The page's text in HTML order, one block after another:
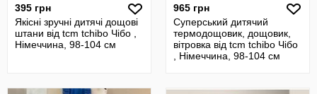
395 грн
Якісні зручні дитячі дощові
штани від tcm tchibo Чібо ,
Німеччина, 98-104 см
965 грн
Суперський дитячий
термодощовик, дощовик,
вітровка від tcm tchibo Чібо
, Німеччина, 98-104 см